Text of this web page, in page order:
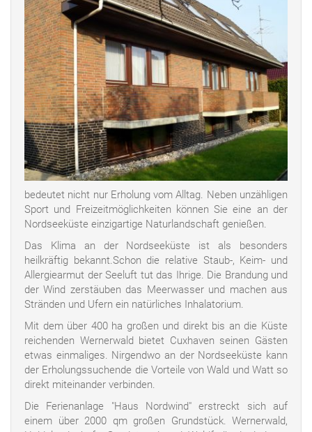
bedeutet nicht nur Erholung vom Alltag. Neben unzähligen
Sport und Freizeitmöglichkeiten können Sie eine an der
Nordseeküste einzigartige Naturlandschaft genießen.
Das Klima an der Nordseeküste ist als besonders
heilkräftig bekannt.Schon die relative Staub-, Keim- und
Allergiearmut der Seeluft tut das Ihrige. Die Brandung und
der Wind zerstäuben das Meerwasser und machen aus
Stränden und Ufern ein natürliches Inhalatorium.
Mit dem über 400 ha großen und direkt bis an die Küste
reichenden Wernerwald bietet Cuxhaven seinen Gästen
etwas einmaliges. Nirgendwo an der Nordseeküste kann
der Erholungssuchende die Vorteile von Wald und Watt so
direkt miteinander verbinden.
Die Ferienanlage "Haus Nordwind" erstreckt sich auf
einem über 2000 qm großen Grundstück. Wernerwald,